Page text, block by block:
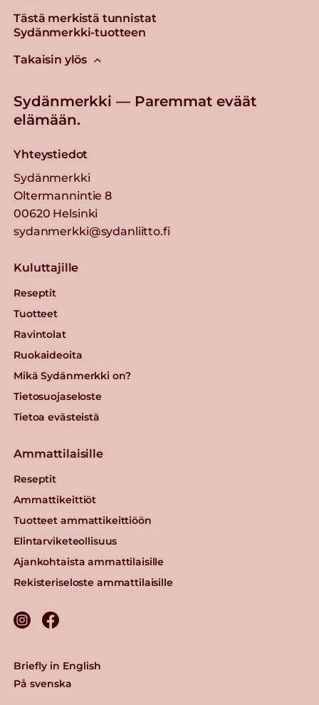
Tästä merkistä tunnistat
Sydänmerkki-tuotteen
Takaisin ylös
Sydänmerkki — Paremmat eväät
elämään.
Yhteystiedot
Sydänmerkki
Oltermannintie 8
00620 Helsinki
sydanmerkki@sydanliitto.fi
Kuluttajille
Reseptit
Tuotteet
Ravintolat
Ruokaideoita
Mikä Sydänmerkki on?
Tietosuojaseloste
Tietoa evästeistä
Ammattilaisille
Reseptit
Ammattikeittiöt
Tuotteet ammattikeittiöön
Elintarviketeollisuus
Ajankohtaista ammattilaisille
Rekisteriseloste ammattilaisille
Briefly in English
På svenska